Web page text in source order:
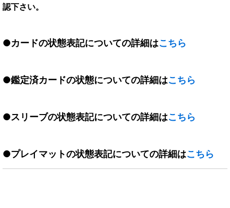
認下さい。
●カードの状態表記についての詳細はこちら
●鑑定済カードの状態についての詳細はこちら
●スリーブの状態表記についての詳細はこちら
●プレイマットの状態表記についての詳細はこちら